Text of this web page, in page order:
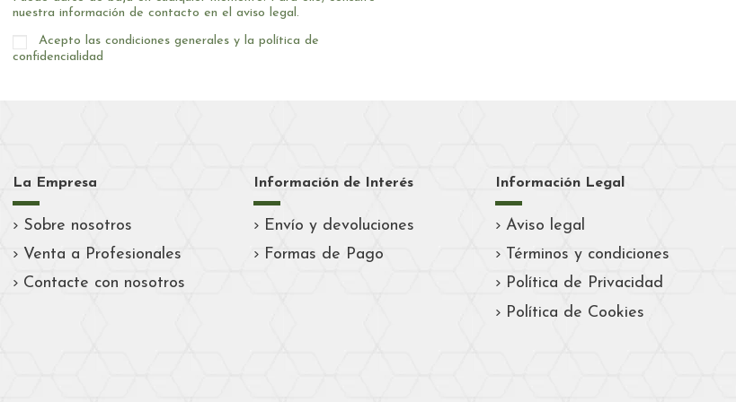
nuestra información de contacto en el aviso legal.
Acepto las condiciones generales y la política de
confidencialidad
La Empresa
Sobre nosotros
Venta a Profesionales
Contacte con nosotros
Información de Interés
Envío y devoluciones
Formas de Pago
Información Legal
Aviso legal
Términos y condiciones
Política de Privacidad
Política de Cookies